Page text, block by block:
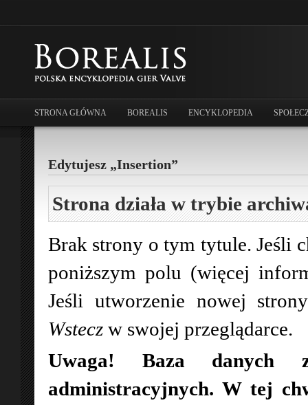
STRONA GŁÓWNA BOREALIS ENCYKLOPEDIA
Edytujesz „Insertion”
Strona działa w trybie
Brak strony o tym tytule. Jeśli
poniższym polu (więcej
Jeśli utworzenie nowej
Wstecz w swojej przeglądarce.
Uwaga! Baza danych
administracyjnych. W tej